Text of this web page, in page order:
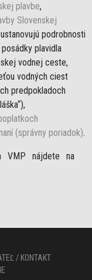
plavbe,
Slovenskej
podrobnosti
plavidla
vodnej ceste,
vodných ciest
predpokladoch
(správny poriadok).
VMP nájdete na
/ KONTAKT